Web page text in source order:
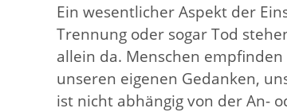
Ein wesentlicher Aspekt der
Trennung oder sogar Tod
allein da. Menschen
unseren eigenen Gedanken,
ist nicht abhängig von der An-